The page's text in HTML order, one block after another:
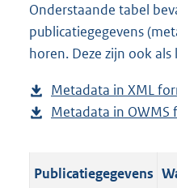
l
o
a
p
u
l
a
n
d
g
r
o
Onderstaande tabel
publicatiegegevens
horen. Deze zijn ook
Metadata in XML
Metadata in OWMS
Publicatiegegevens